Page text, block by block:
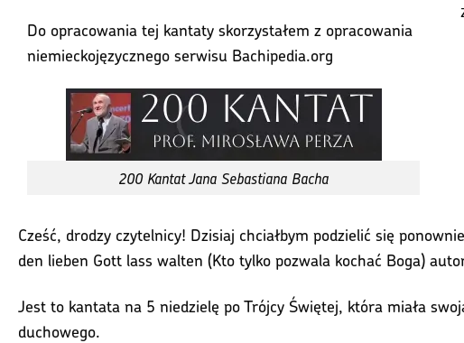
Do opracowania tej kantaty skorzystałem z opracowania
niemieckojęzycznego serwisu Bachipedia.org
200 Kantat Jana Sebastiana Bacha
Cześć, drodzy czytelnicy! Dzisiaj chciałbym podzielić się
den lieben Gott lass walten (Kto tylko pozwala kochać Boga)
Jest to kantata na 5 niedzielę po Trójcy Świętej, która miała
duchowego.